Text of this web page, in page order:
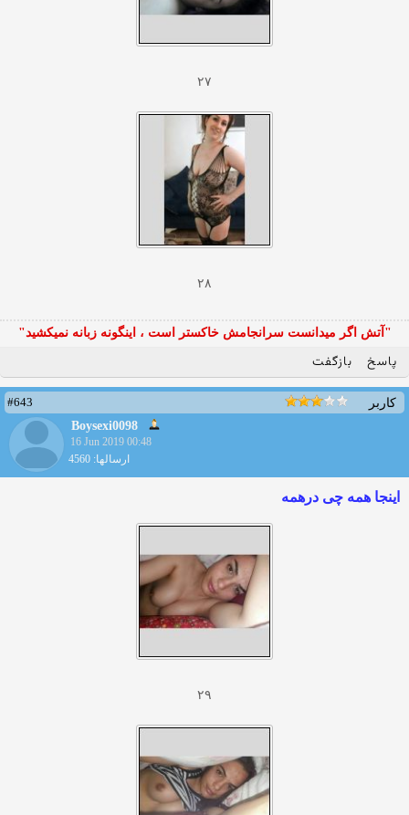
۲۷
۲۸
"آتش اگر ميدانست سرانجامش خاكستر است ، اينگونه زبانه نميكشيد"
پاسخ بازگفت
کاربر
#643
Boysexi0098
16 Jun 2019 00:48
ارسالها: 4560
اینجا همه چی درهمه
۲۹